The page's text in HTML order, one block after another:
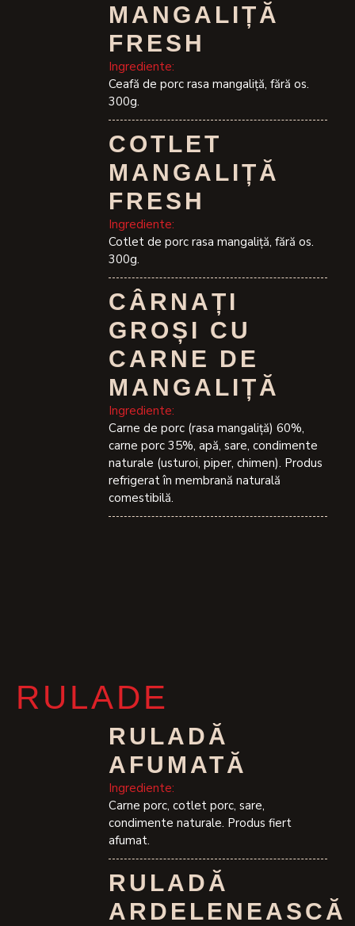
MANGALIȚĂ
FRESH
Ingrediente:
Ceafă de porc rasa mangaliță, fără os.
300g.
COTLET
MANGALIȚĂ
FRESH
Ingrediente:
Cotlet de porc rasa mangaliță, fără os.
300g.
CÂRNAȚI
GROȘI CU
CARNE DE
MANGALIȚĂ
Ingrediente:
Carne de porc (rasa mangaliță) 60%,
carne porc 35%, apă, sare, condimente
naturale (usturoi, piper, chimen). Produs
refrigerat în membrană naturală
comestibilă.
RULADE
RULADĂ
AFUMATĂ
Ingrediente:
Carne porc, cotlet porc, sare,
condimente naturale. Produs fiert
afumat.
RULADĂ
ARDELENEASCĂ